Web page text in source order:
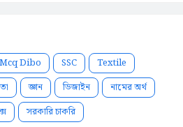
Mcq Dibo SSC
Textile
জ্ঞান ডিজাইন
নামের অর্থ
সরকারি চাকরি